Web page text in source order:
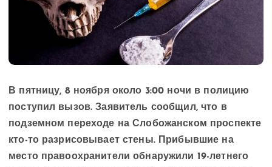
В пятницу, 8 ноября около 3:00 ночи в полицию
поступил вызов. Заявитель сообщил, что в
подземном переходе на Слобожанском проспекте
кто-то разрисовывает стены. Прибывшие на
место правоохранители обнаружили 19-летнего